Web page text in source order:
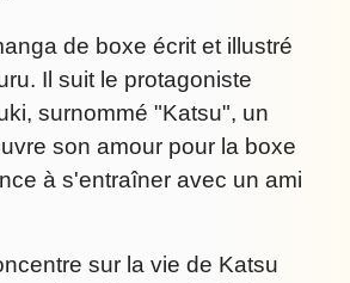
de boxe écrit et illustré
Il suit le protagoniste
surnommé "Katsu", un
son amour pour la boxe
à s'entraîner avec un ami
sur la vie de Katsu